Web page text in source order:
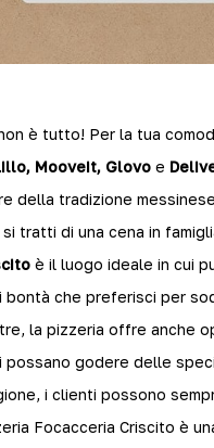
è tutto! Per la tua
Mooveit, Glovo e
della tradizione
si tratti di una cena in
è il luogo ideale in cui
bontà che preferisci per
la pizzeria offre anche
possano godere delle
i clienti possono
Focacceria Criscito è